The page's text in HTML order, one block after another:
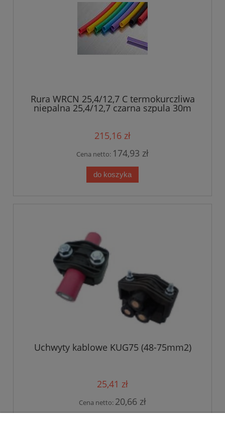
Rura WRCN 25,4/12,7 C termokurczliwa
niepalna 25,4/12,7 czarna szpula 30m
215,16 zł
Cena netto: 174,93 zł
do koszyka
Uchwyty kablowe KUG75 (48-75mm2)
25,41 zł
Cena netto: 20,66 zł